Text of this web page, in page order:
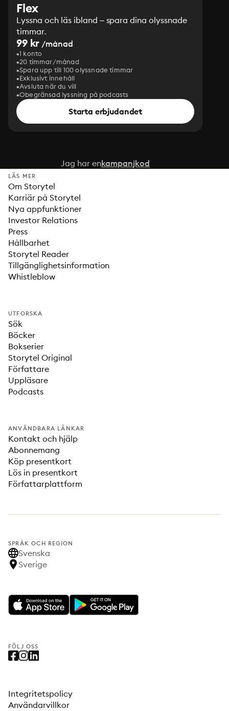
Flex
Lyssna och läs ibland – spara dina olyssnade
timmar.
99 kr /månad
1 konto
20 timmar/månad
Spara upp till 100 olyssnade timmar
Exklusivt innehåll
Avsluta när du vill
Obegränsad lyssning på podcasts
Starta erbjudandet
Jag har enkampanjkod
LÄS MER
Om Storytel
Karriär på Storytel
Nya appfunktioner
Investor Relations
Press
Hållbarhet
Storytel Reader
Tillgänglighetsinformation
Whistleblow
UTFORSKA
Sök
Böcker
Bokserier
Storytel Original
Författare
Uppläsare
Podcasts
ANVÄNDBARA LÄNKAR
Kontakt och hjälp
Abonnemang
Köp presentkort
Lös in presentkort
Författarplattform
SPRÅK OCH REGION
Svenska
Sverige
FÖLJ OSS
Integritetspolicy
Användarvillkor